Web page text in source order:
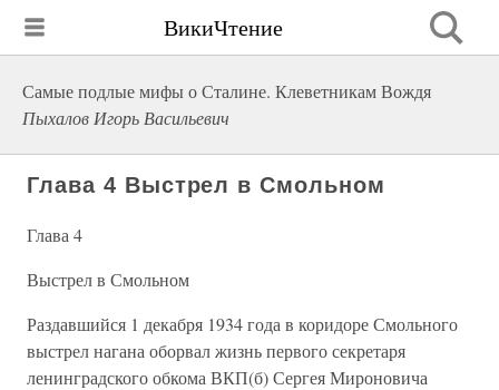
ВикиЧтение
Самые подлые мифы о Сталине. Клеветникам Вождя
Пыхалов Игорь Васильевич
Глава 4 Выстрел в Смольном
Глава 4
Выстрел в Смольном
Раздавшийся 1 декабря 1934 года в коридоре Смольного
выстрел нагана оборвал жизнь первого секретаря
ленинградского обкома ВКП(б) Сергея Мироновича